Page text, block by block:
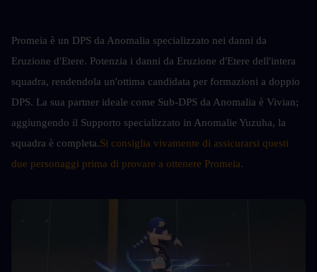
Promeia è un DPS da Anomalia specializzato nei danni da
Eruzione d'Etere. Potenzia i danni da Eruzione d'Etere dell'intera
squadra, rendendola un'ottima candidata per formazioni a doppio
DPS. La sua partner ideale come Sub-DPS da Anomalia è Vivian;
aggiungendo il Supporto specializzato in Anomalie Yuzuha, la
squadra è completa.Si consiglia vivamente di assicurarsi questi
due personaggi prima di provare a ottenere Promeia.